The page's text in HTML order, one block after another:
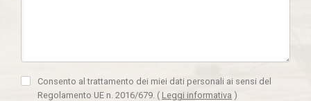
Consento al trattamento dei miei dati personali ai sensi del
Regolamento UE n. 2016/679. ( Leggi informativa )